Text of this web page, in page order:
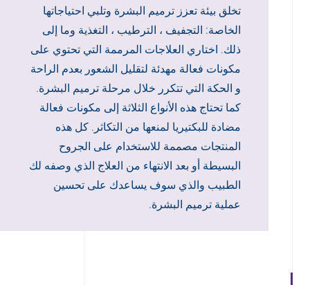
تخلق بيئة تعزز ترميم البشرة وتلبي احتياجاتها
الخاصة: التجفيف ، الترطيب ، التغذية وما إلى
ذلك. اختاري العلاجات المرممة التي تحتوي على
مكونات فعالة مهدئة لتقليل الشعور بعدم الراحة
و الحكة التي تتكرر خلال مرحلة ترميم البشرة.
كما تحتاج هذه الأنواع الثلاثة إلى مكونات فعالة
مضادة للبكتيريا لمنعها من التكاثر. كل هذه
المنتجات مصممة للاستخدام على الجروح
البسيطة أو بعد الانتهاء من العلاج الذي وصفه لك
الطبيب والذي سوف يساعدك على تحسين
عملية ترميم البشرة.